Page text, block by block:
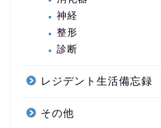
神経
整形
診断
レジデント生活備忘録
その他